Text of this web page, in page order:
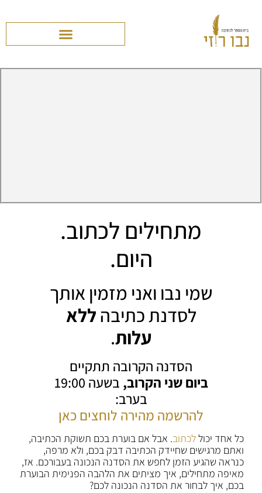
מתחילים לכתוב.
היום.
שמי נבו ואני מזמין אותך
לסדנת כתיבהללא
עלות.
הסדנה הקרובה תתקיים
ביום שני הקרוב,
בשעה 19:00
בערב:
להרשמה מהירה לוחצים כאן
כל אחד יכוללכתוב. אבל אם בוערת בכם תשוקת הכתיבה,
ואתם מרגישים שחיידק הכתיבה דבק בכם, ולא מרפה,
כנראה שהגיע הזמן לחפש את הסדנה הנכונה בעבורכם. אז,
מאיפה מתחילים, איך מציתים את הלהבה הפנימית הבוערת
בכם, איך לבחור את הסדנה הנכונה לכם?